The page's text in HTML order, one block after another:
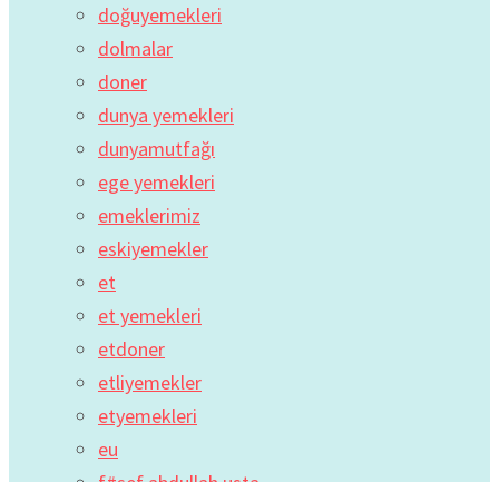
doğuyemekleri
dolmalar
doner
dunya yemekleri
dunyamutfağı
ege yemekleri
emeklerimiz
eskiyemekler
et
et yemekleri
etdoner
etliyemekler
etyemekleri
eu